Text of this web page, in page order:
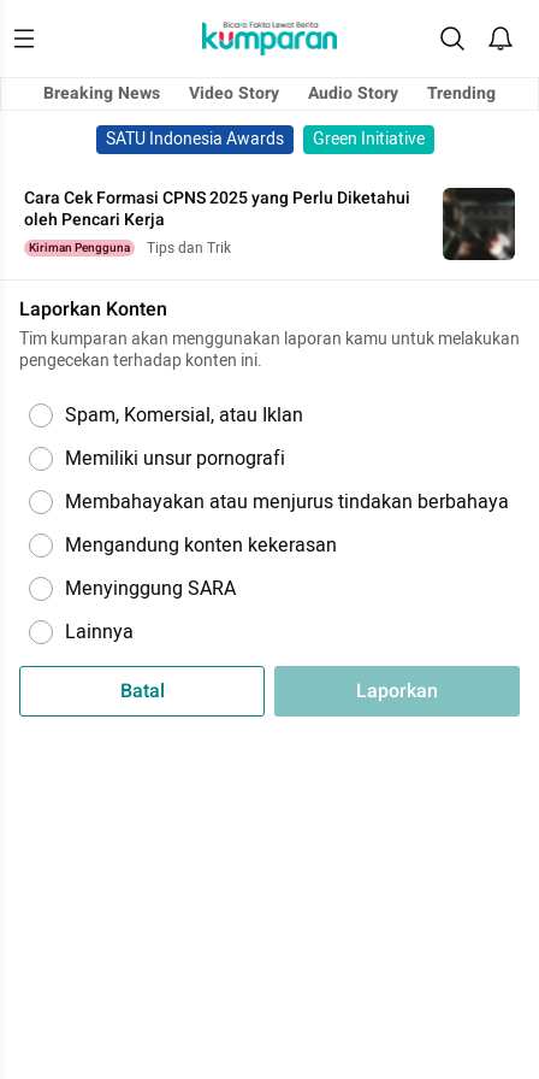
Breaking News Video Story Audio Story
Trending
SATU Indonesia Awards
Green Initiative
Cara Cek Formasi CPNS 2025 yang Perlu Diketahui
oleh Pencari Kerja
Kiriman Pengguna Tips dan Trik
Laporkan Konten
Tim kumparan akan menggunakan laporan kamu untuk melakukan
pengecekan terhadap konten ini.
Spam, Komersial, atau Iklan
Memiliki unsur pornografi
Membahayakan atau menjurus tindakan berbahaya
Mengandung konten kekerasan
Menyinggung SARA
Lainnya
Batal Laporkan